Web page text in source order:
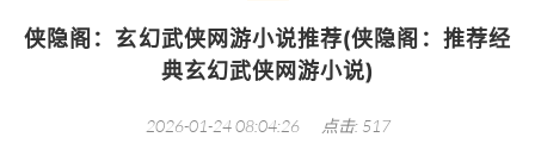
侠隐阁：玄幻武侠网游小说推荐(侠隐阁：推荐经
典玄幻武侠网游小说)
2026-01-24 08:04:26 点击: 517